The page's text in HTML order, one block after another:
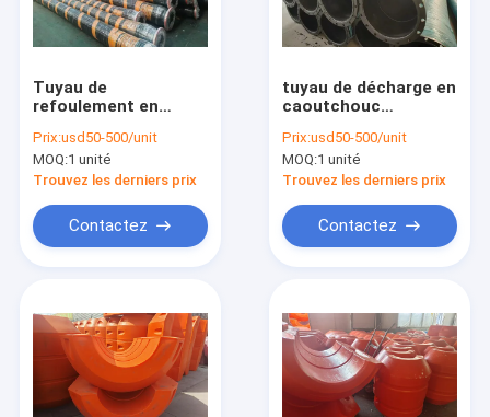
Tuyau de
refoulement en
polyvalent, idéal pour
le pompage d'eau, de
produits chimiques
dans diverses
industries
Prix:usd50-500/unit
MOQ:1 unité
Trouvez les derniers prix
Contactez
tuyau de décharge en
caoutchouc
la construction, à
l'exploitation minière
et aux applications
nécessitant un
transfert de fluide
Prix:usd50-500/unit
MOQ:1 unité
Trouvez les derniers prix
Contactez